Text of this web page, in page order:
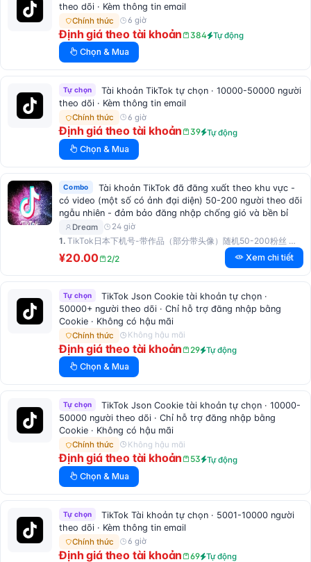
theo dõi · Kèm thông tin email
Chính thức 6 giờ
Định giá theo tài khoản 384 Tự động
Chọn & Mua
Tự chọn
Tài khoản TikTok tự chọn · 10000-50000 người
theo dõi · Kèm thông tin email
Chính thức 6 giờ
Định giá theo tài khoản 39 Tự động
Chọn & Mua
Combo
Tài khoản TikTok đã đăng xuất theo khu vực -
có video (một số có ảnh đại diện) 50-200 người theo dõi
ngẫu nhiên - đảm bảo đăng nhập chống gió và bền bỉ
Dream 24 giờ
1. TikTok日本下机号-带作品（部分带头像）随机50-200粉丝 包登录抗风耐造
¥20.00 2/2 Xem chi tiết
Tự chọn
TikTok Json Cookie tài khoản tự chọn ·
50000+ người theo dõi · Chỉ hỗ trợ đăng nhập bằng
Cookie · Không có hậu mãi
Chính thức Không hậu mãi
Định giá theo tài khoản 29 Tự động
Chọn & Mua
Tự chọn
TikTok Json Cookie tài khoản tự chọn · 10000-
50000 người theo dõi · Chỉ hỗ trợ đăng nhập bằng
Cookie · Không có hậu mãi
Chính thức Không hậu mãi
Định giá theo tài khoản 53 Tự động
Chọn & Mua
Tự chọn
TikTok Tài khoản tự chọn · 5001-10000 người
theo dõi · Kèm thông tin email
Chính thức 6 giờ
Định giá theo tài khoản 69 Tự động